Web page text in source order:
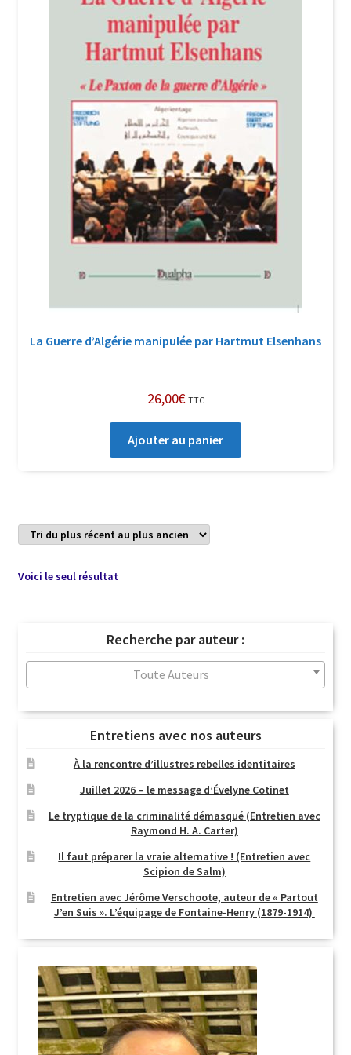
Login Customizer
Newsletter
Nous Contacter
Politique de confidentialité et cookies
Qui sommes-nous ?
Soutien à Philippe Randa
Suivi de la Commande
La Guerre d’Algérie manipulée par Hartmut Elsenhans
26,00€ TTC
Ajouter au panier
Voici le seul résultat
Recherche par auteur :
Toute Auteurs
Entretiens avec nos auteurs
À la rencontre d’illustres rebelles identitaires
Juillet 2026 – le message d’Évelyne Cotinet
Le tryptique de la criminalité démasqué (Entretien avec
Raymond H. A. Carter)
Il faut préparer la vraie alternative ! (Entretien avec
Scipion de Salm)
Entretien avec Jérôme Verschoote, auteur de « Partout
J’en Suis ». L’équipage de Fontaine-Henry (1879-1914)